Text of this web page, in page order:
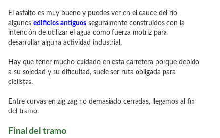
El asfalto es muy bueno y puedes ver en el cauce del río
algunos edificios antiguos seguramente construidos con la
intención de utilizar el agua como fuerza motriz para
desarrollar alguna actividad industrial.
Hay que tener mucho cuidado en esta carretera porque debido
a su soledad y su dificultad, suele ser ruta obligada para
ciclistas.
Entre curvas en zig zag no demasiado cerradas, llegamos al fin
del tramo.
Final del tramo